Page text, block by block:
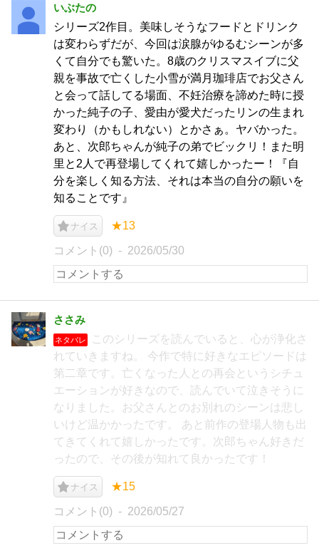
いぶたの
シリーズ2作目。美味しそうなフードとドリンク
は変わらずだが、今回は涙腺がゆるむシーンが多
くて自分でも驚いた。8歳のクリスマスイブに父
親を事故で亡くした小雪が満月珈琲店でお父さん
と会って話してる場面、不妊治療を諦めた時に授
かった純子の子、愛由が愛犬だったリンの生まれ
変わり（かもしれない）とかさぁ。ヤバかった。
あと、次郎ちゃんが純子の弟でビックリ！また明
里と2人で再登場してくれて嬉しかったー！『自
分を楽しく知る方法、それは本当の自分の願いを
知ることです』
ナイス ★13
コメント(0) 2026/05/30
ささみ
ネタバレ
このシリーズを読んでいると、心が浄化さ
れていきますね。 今作で特に好きなエピソードは
第二章です。亡くなった人との再会というシチュ
エーションが好きなので、読んでいて泣きそうに
なりました。お父さんとのお別れのシーンは悲し
いけど温かかったです。 あと前作の登場人物も出
てきてくれて嬉しかったです。次郎ちゃん好きだ
ったので、その後が知れて良かったです！
ナイス ★15
コメント(0) 2026/05/27